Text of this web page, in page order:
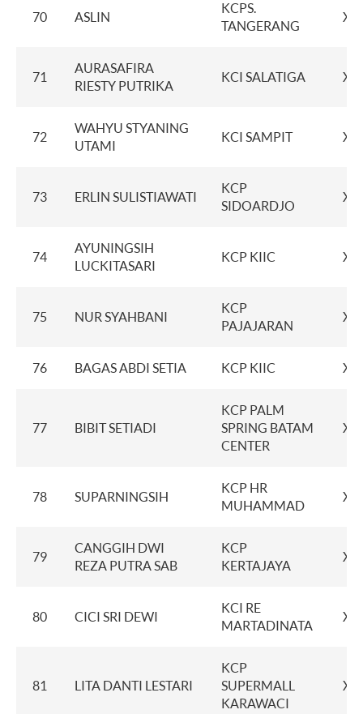
70 ASLIN
KCPS.
TANGERANG
71
AURASAFIRA
RIESTY PUTRIKA
KCI SALATIGA
72
WAHYU STYANING
UTAMI
KCI SAMPIT
73 ERLIN SULISTIAWATI
KCP
SIDOARDJO
74
AYUNINGSIH
LUCKITASARI
KCP KIIC
75 NUR SYAHBANI
KCP
PAJAJARAN
76 BAGAS ABDI SETIA KCP KIIC
77 BIBIT SETIADI
KCP PALM
SPRING BATAM
CENTER
78 SUPARNINGSIH
KCP HR
MUHAMMAD
79
CANGGIH DWI
REZA PUTRA SAB
KCP
KERTAJAYA
80 CICI SRI DEWI
KCI RE
MARTADINATA
81 LITA DANTI LESTARI
KCP
SUPERMALL
KARAWACI